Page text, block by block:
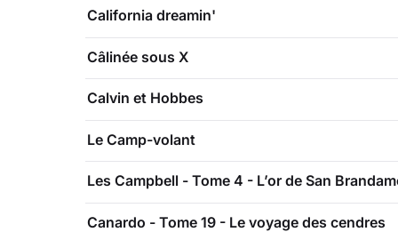
California dreamin'
Câlinée sous X
Calvin et Hobbes
Le Camp-volant
Les Campbell - Tome 4 - L’or de San
Canardo - Tome 19 - Le voyage des cendres